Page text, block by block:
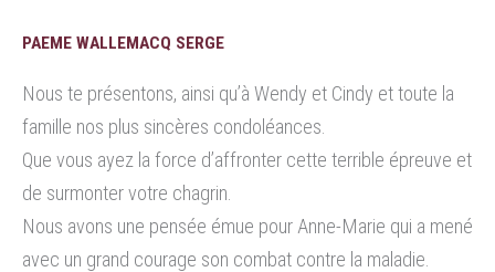
PAEME WALLEMACQ SERGE
Nous te présentons, ainsi qu’à Wendy et Cindy et toute la
famille nos plus sincères condoléances.
Que vous ayez la force d’affronter cette terrible épreuve et
de surmonter votre chagrin.
Nous avons une pensée émue pour Anne-Marie qui a mené
avec un grand courage son combat contre la maladie.